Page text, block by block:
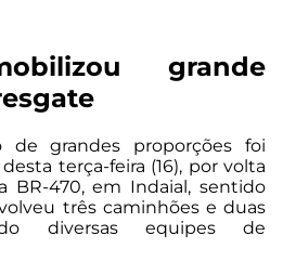
grande
de grandes proporções foi
terça-feira (16), por volta
BR-470, em Indaial, sentido
três caminhões e duas
diversas equipes de